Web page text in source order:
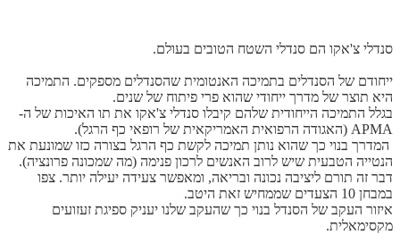
סנדלי צ'אקו הם סנדלי השטח הטובים בעולם.
ייחודם של הסנדלים בתמיכה האנטומית שהסנדלים מספקים. התמיכה
היא תוצר של מדרך ייחודי שהוא פרי פיתוח של שנים.
בגלל התמיכה הייחודית שלהם קיבלו סנדלי צ'אקו את תו האיכות של ה-
APMA (האגודה הרפואית האמריקאית של רופאי כף הרגל).
המדרך בנוי כך שהוא נותן תמיכה לקשת כף הרגל בצורה כזו שמונעת את
הנטייה הטבעית שיש לרוב האנשים לרכון פנימה (מה שמכונה פרונציה).
דבר זה תורם ליציבה נכונה ובריאה, ומאפשר צעידה יעילה יותר. צפו
במבחן 10 הצעדים שממחיש זאת היטב.
איזור העקב של הסנדל בנוי כך שהעקב שלנו יעניק ספיגת זעזועים
מקסימאלית.